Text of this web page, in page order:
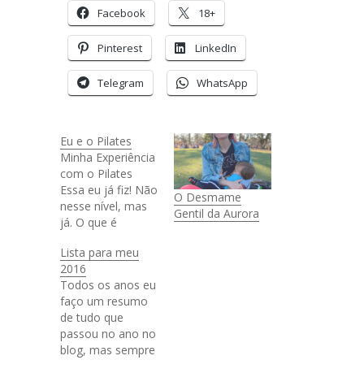
Facebook 18+
Pinterest LinkedIn
Telegram WhatsApp
Eu e o Pilates
Minha Experiência
com o Pilates
Essa eu já fiz! Não
nesse nível, mas
já. O que é
método Pilates
tem como base,
os princípios
criados por
Joseph H. Pilates e
associa a estes,
os conceitos de
O Desmame
Gentil da Aurora
Lista para meu
2016
Todos os anos eu
faço um resumo
de tudo que
passou no ano no
blog, mas sempre